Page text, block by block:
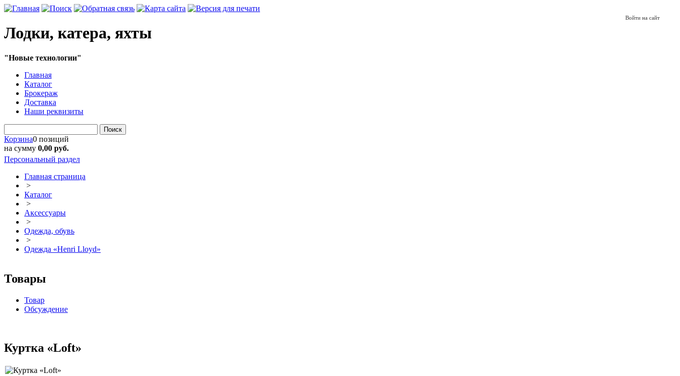
Войти на сайт
Лодки, катера, яхты
"Новые технологии"
Главная
Каталог
Брокераж
Доставка
Наши реквизиты
Поиск
Корзина0 позиций
на сумму 0,00 руб.
Персональный раздел
Главная страница
>
Каталог
>
Аксессуары
>
Одежда, обувь
>
Одежда «Henri Lloyd»
Товары
Товар
Обсуждение
Куртка «Loft»